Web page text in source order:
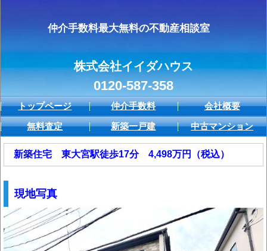
仲介手数料最大無料の不動産相談室
株式会社イイダハウス
0120-587-358
トップページ 仲介手数料
会社概要
無料査定
新築一戸建 中古マンション
新築住宅 東大宮駅徒歩17分 4,498万円（税込）
現地写真